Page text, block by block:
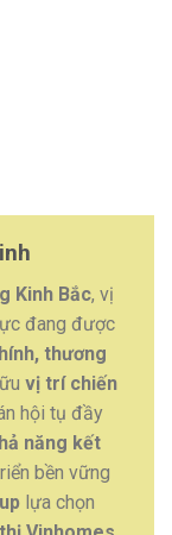
Kinh Bắc, vị
đang được
thương
vị trí chiến
hội tụ đầy
năng kết
bền vững
lựa chọn